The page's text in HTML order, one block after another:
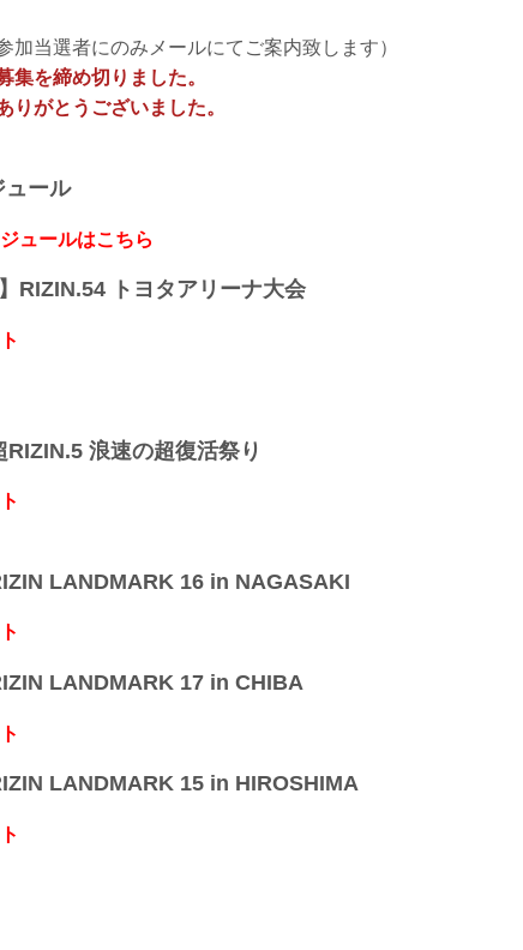
当選者にのみメールにてご案内致します）
集を締め切りました。
りがとうございました。
ュール
ュールはこちら
RIZIN.54 トヨタアリーナ大会
RIZIN.5 浪速の超復活祭り
LANDMARK 16 in NAGASAKI
LANDMARK 17 in CHIBA
LANDMARK 15 in HIROSHIMA